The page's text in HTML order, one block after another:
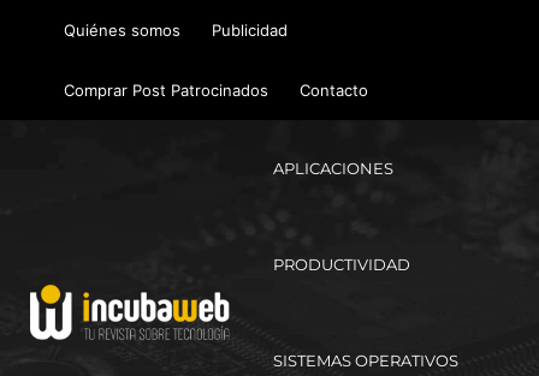
Quiénes somos Publicidad
Comprar Post Patrocinados Contacto
APLICACIONES
PRODUCTIVIDAD
SISTEMAS OPERATIVOS